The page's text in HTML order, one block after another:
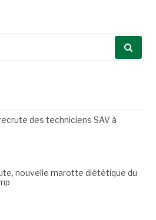
des techniciens SAV à
nouvelle marotte diététique du